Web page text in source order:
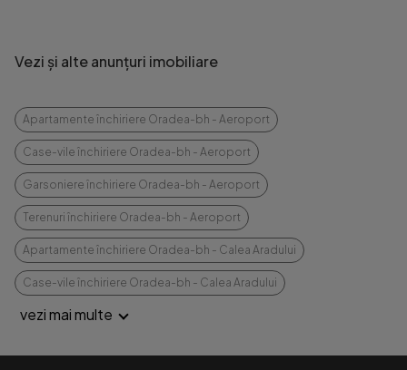
Vezi și alte anunțuri imobiliare
Apartamente închiriere Oradea-bh - Aeroport
Case-vile închiriere Oradea-bh - Aeroport
Garsoniere închiriere Oradea-bh - Aeroport
Terenuri închiriere Oradea-bh - Aeroport
Apartamente închiriere Oradea-bh - Calea Aradului
Case-vile închiriere Oradea-bh - Calea Aradului
vezi mai multe